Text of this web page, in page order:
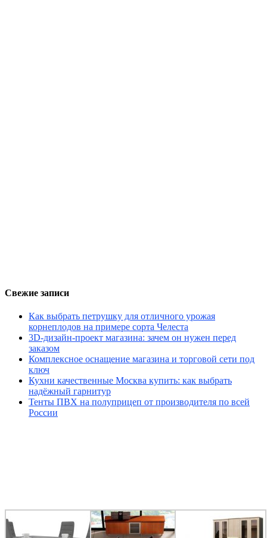
Свежие записи
Как выбрать петрушку для отличного урожая
корнеплодов на примере сорта Челеста
3D-дизайн-проект магазина: зачем он нужен перед
заказом
Комплексное оснащение магазина и торговой сети под
ключ
Кухни качественные Москва купить: как выбрать
надёжный гарнитур
Тенты ПВХ на полуприцеп от производителя по всей
России